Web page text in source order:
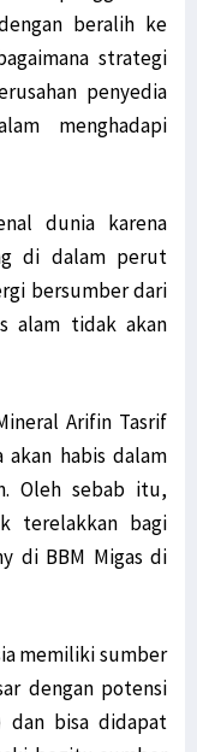
beralih ke
strategi
penyedia
menghadapi
dunia karena
di dalam perut
bersumber dari
alam tidak akan
Arifin Tasrif
habis dalam
Oleh sebab itu,
terelakkan bagi
di BBM Migas di
memiliki sumber
dengan potensi
dan bisa didapat